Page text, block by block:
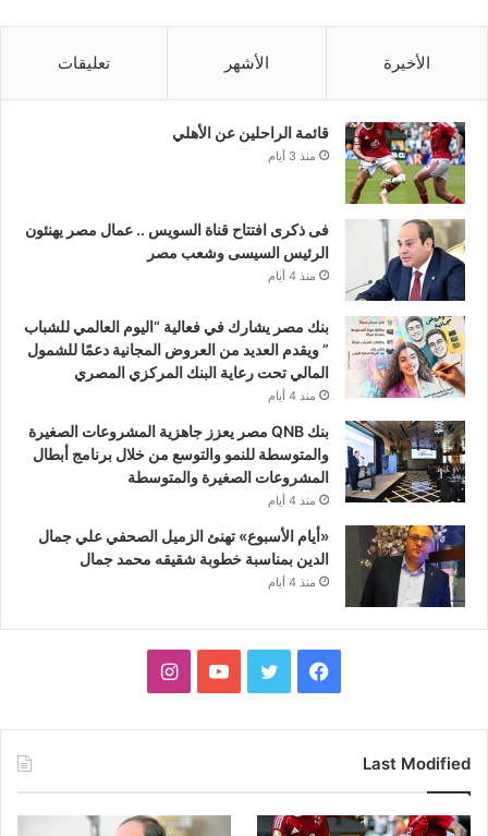
الأخيرة الأشهر تعليقات
قائمة الراحلين عن الأهلي
منذ 3 أيام
فى ذكرى افتتاح قناة السويس .. عمال مصر يهنئون
الرئيس السيسى وشعب مصر
منذ 4 أيام
بنك مصر يشارك في فعالية “اليوم العالمي للشباب
” ويقدم العديد من العروض المجانية دعمًا للشمول
المالي تحت رعاية البنك المركزي المصري
منذ 4 أيام
بنك QNB مصر يعزز جاهزية المشروعات الصغيرة
والمتوسطة للنمو والتوسع من خلال برنامج أبطال
المشروعات الصغيرة والمتوسطة
منذ 4 أيام
«أيام الأسبوع» تهنئ الزميل الصحفي علي جمال
الدين بمناسبة خطوبة شقيقه محمد جمال
منذ 4 أيام
فيسبوك تويتر يوتيوبانستقرام
Last Modified